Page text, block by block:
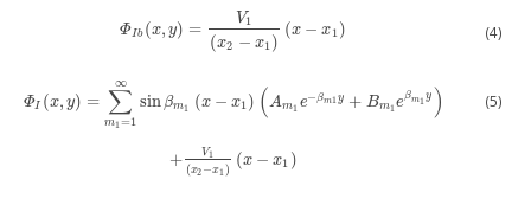
ΦIb (x, y) =
V1
(x2 − x1)
(x − x1)
ΦIb x,y )=V1x2−x1x −x1 (4)
ΦI (x, y) = ∑
m1 =1
∞
sin βm1 (x − x1) (Am1 e−βm1y + Bm1 eβm1
y )
+ V1
(x2 −x1 ) (x − x1 )
1∞
(5)